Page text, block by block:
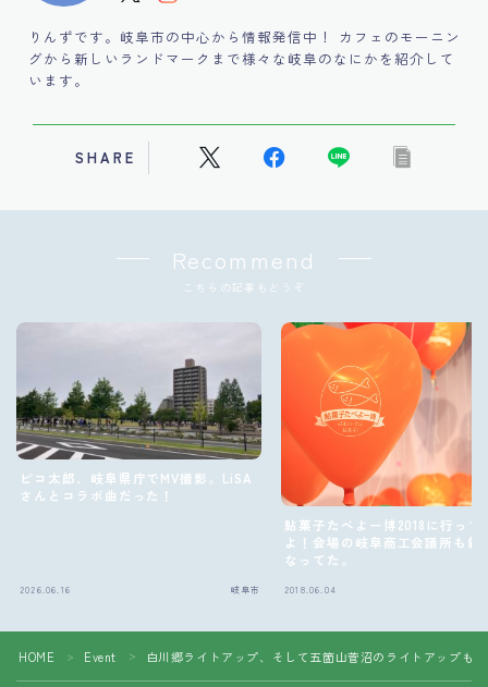
りんずです。岐阜市の中心から情報発信中！ カフェのモーニン
グから新しいランドマークまで様々な岐阜のなにかを紹介して
います。
SHARE
Recommend
こちらの記事もどうぞ
ピコ太郎、岐阜県庁でMV撮影。LiSA
さんとコラボ曲だった！
2026.06.16 岐阜市
鮎菓子たべよー博2018に行って
よ！会場の岐阜商工会議所も新
なってた。
2018.06.04
HOME ＞ Event ＞ 白川郷ライトアップ、そして五箇山菅沼のライトアップも